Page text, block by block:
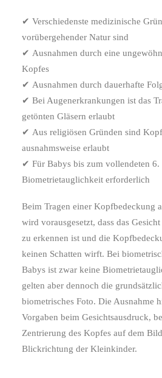
✔ Verschiedenste medizinische
vorübergehender Natur sind
✔ Ausnahmen durch eine
Kopfes
✔ Ausnahmen durch dauerhafte
✔ Bei Augenerkrankungen ist das
getönten Gläsern erlaubt
✔ Aus religiösen Gründen sind
ausnahmsweise erlaubt
✔ Für Babys bis zum vollendeten 6.
Biometrietauglichkeit erforderlich
Beim Tragen einer Kopfbedeckung
wird vorausgesetzt, dass das
zu erkennen ist und die
keinen Schatten wirft. Bei
Babys ist zwar keine
gelten aber dennoch die
biometrisches Foto. Die Ausnahme
Vorgaben beim Gesichtsausdruck,
Zentrierung des Kopfes auf dem
Blickrichtung der Kleinkinder.